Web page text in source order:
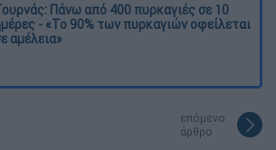
Πάνω από 400 πυρκαγιές σε 10
- «Το 90% των πυρκαγιών οφείλεται
αμέλεια»
επόμενο
άρθρο